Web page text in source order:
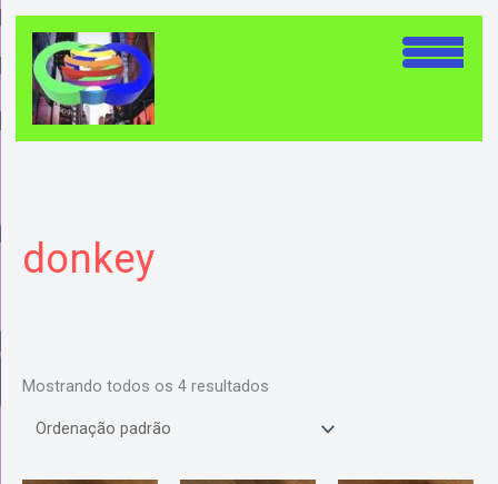
Ir
o
conteúdo
donkey
Mostrando todos os 4 resultados